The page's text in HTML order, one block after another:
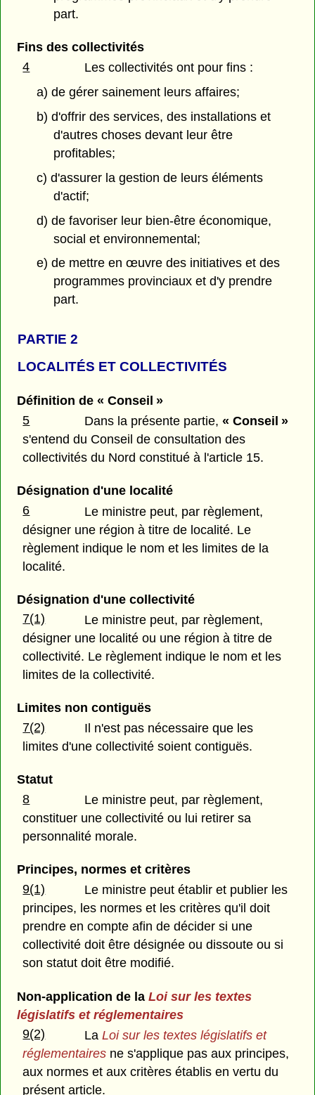
part.
Fins des collectivités
4
Les collectivités ont pour fins :
a) de gérer sainement leurs affaires;
b) d'offrir des services, des installations et
d'autres choses devant leur être
profitables;
c) d'assurer la gestion de leurs éléments
d'actif;
d) de favoriser leur bien-être économique,
social et environnemental;
e) de mettre en œuvre des initiatives et des
programmes provinciaux et d'y prendre
part.
PARTIE 2
LOCALITÉS ET COLLECTIVITÉS
Définition de « Conseil »
5
Dans la présente partie,« Conseil »
s'entend du Conseil de consultation des
collectivités du Nord constitué à l'article 15.
Désignation d'une localité
6
Le ministre peut, par règlement,
désigner une région à titre de localité. Le
règlement indique le nom et les limites de la
localité.
Désignation d'une collectivité
7(1)
Le ministre peut, par règlement,
désigner une localité ou une région à titre de
collectivité. Le règlement indique le nom et les
limites de la collectivité.
Limites non contiguës
7(2)
Il n'est pas nécessaire que les
limites d'une collectivité soient contiguës.
Statut
8
Le ministre peut, par règlement,
constituer une collectivité ou lui retirer sa
personnalité morale.
Principes, normes et critères
9(1)
Le ministre peut établir et publier les
principes, les normes et les critères qu'il doit
prendre en compte afin de décider si une
collectivité doit être désignée ou dissoute ou si
son statut doit être modifié.
Non-application de la Loi sur les textes
législatifs et réglementaires
9(2)
La Loi sur les textes législatifs et
réglementaires ne s'applique pas aux principes,
aux normes et aux critères établis en vertu du
présent article.